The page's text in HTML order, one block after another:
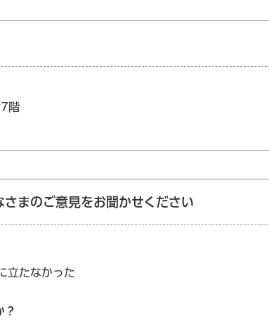
階
まのご意見をお聞かせください
立たなかった
？